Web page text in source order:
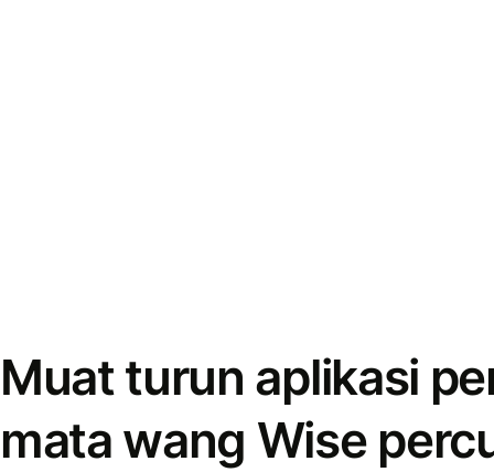
Muat turun aplikasi
mata wang Wise